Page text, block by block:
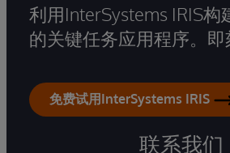
利用InterSystems IRIS构
的关键任务应用程序。即
免费试用InterSystems IRIS
联系我们